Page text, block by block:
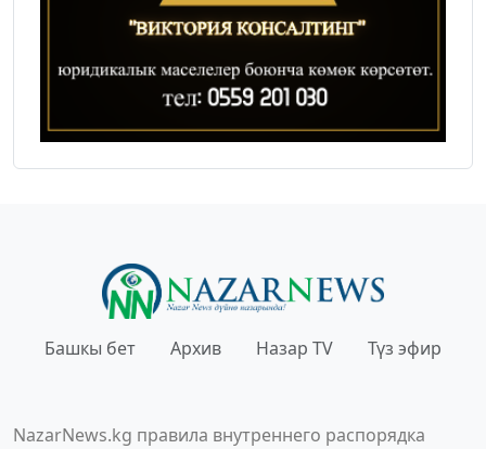
Башкы бет Архив Назар TV Түз эфир
NazarNews.kg правила внутреннего распорядка